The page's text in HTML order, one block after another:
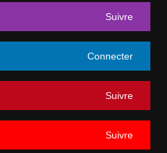
Suivre
Connecter
Suivre
Suivre